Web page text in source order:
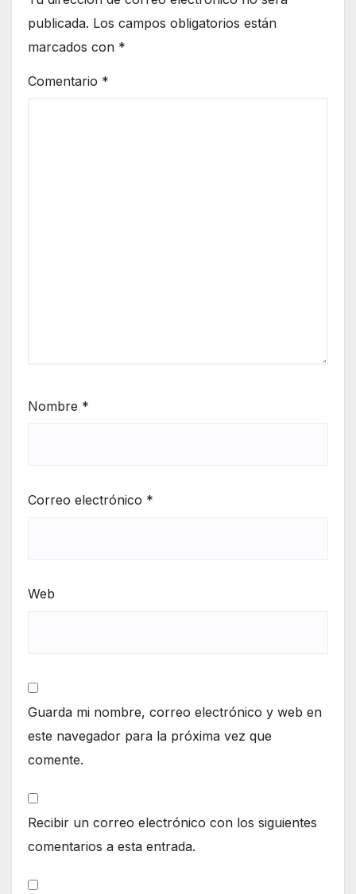
publicada. Los campos obligatorios están
marcados con *
Comentario *
Nombre *
Correo electrónico *
Web
Guarda mi nombre, correo electrónico y web en
este navegador para la próxima vez que
comente.
Recibir un correo electrónico con los siguientes
comentarios a esta entrada.